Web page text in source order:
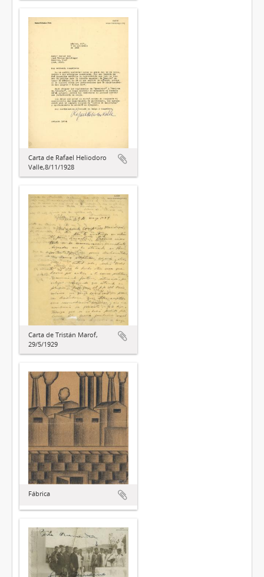
Carta de Rafael Heliodoro
Valle,8/11/1928
Carta de Tristán Marof,
29/5/1929
Fábrica